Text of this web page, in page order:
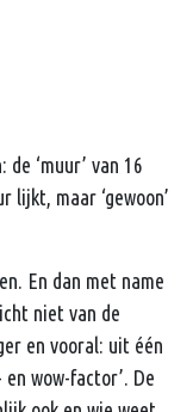
‘muur’ van 16
maar ‘gewoon’
En dan met name
niet van de
en vooral: uit één
wow-factor’. De